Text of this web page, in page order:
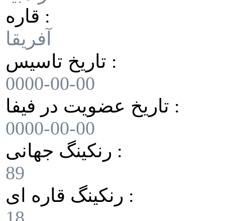
قاره :
تاریخ تاسیس :
0000-00-00
تاریخ عضویت در فیفا :
0000-00-00
رنکینگ جهانی :
89
رنکینگ قاره ای :